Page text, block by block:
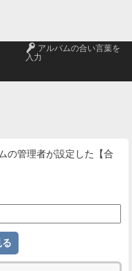
🔑 アルバムの合い言葉を
入力
の管理者が設定した【合